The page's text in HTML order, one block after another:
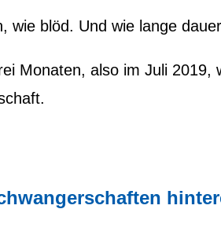
wie blöd. Und wie lange
Monaten, also im Juli 2019,